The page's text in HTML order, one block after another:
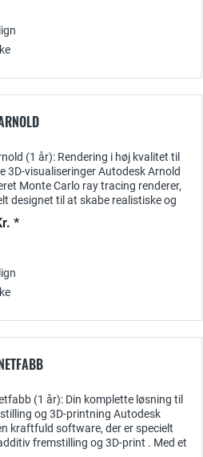
(1 år): Rendering i høj kvalitet til
3D-visualiseringer Autodesk Arnold
Monte Carlo ray tracing renderer,
designet til at skabe realistiske og
*
(1 år): Din komplette løsning til
og 3D-printning Autodesk
kraftfuld software, der er specielt
fremstilling og 3D-print . Med et